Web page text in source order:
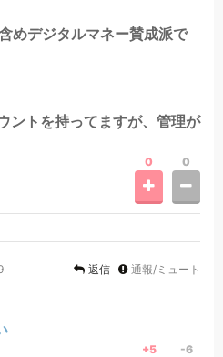
めデジタルマネー賛成派で
ントを持ってますが、管理が
0 0
返信 通報/ミュート
+5 -6